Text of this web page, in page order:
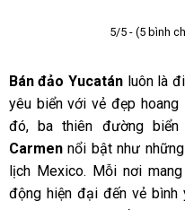
5/5 - (5 bình
Bán đảo Yucatán luôn là
yêu biển với vẻ đẹp
đó, ba thiên đường biển
Carmennổi bật như
lịch Mexico. Mỗi nơi
động hiện đại đến vẻ